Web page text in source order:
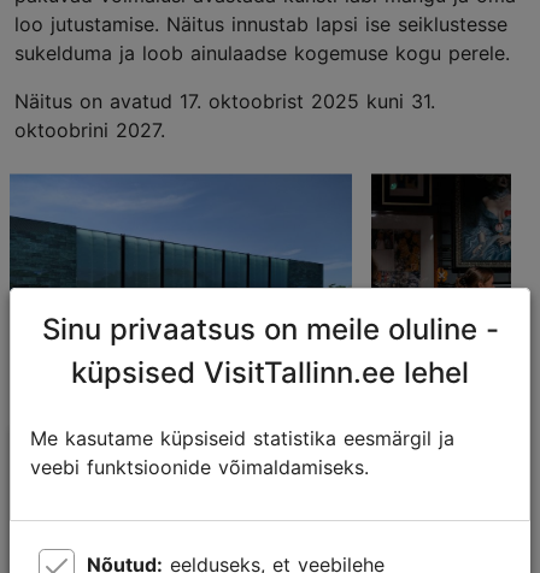
loo jutustamise. Näitus innustab lapsi ise seiklustesse
sukelduma ja loob ainulaadse kogemuse kogu perele.
Näitus on avatud 17. oktoobrist 2025 kuni 31.
oktoobrini 2027.
Kumu kunstimuuseum
Muuseumid
Sinu privaatsus on meile oluline -
küpsised VisitTallinn.ee lehel
Me kasutame küpsiseid statistika eesmärgil ja
veebi funktsioonide võimaldamiseks.
Nõutud: